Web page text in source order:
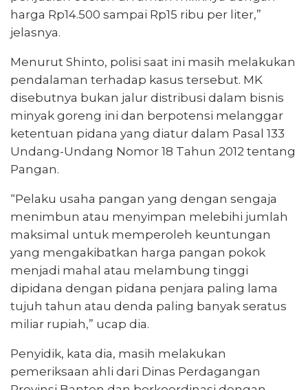
harga Rp14.500 sampai Rp15 ribu per liter,”
jelasnya.
Menurut Shinto, polisi saat ini masih melakukan
pendalaman terhadap kasus tersebut. MK
disebutnya bukan jalur distribusi dalam bisnis
minyak goreng ini dan berpotensi melanggar
ketentuan pidana yang diatur dalam Pasal 133
Undang-Undang Nomor 18 Tahun 2012 tentang
Pangan.
“Pelaku usaha pangan yang dengan sengaja
menimbun atau menyimpan melebihi jumlah
maksimal untuk memperoleh keuntungan
yang mengakibatkan harga pangan pokok
menjadi mahal atau melambung tinggi
dipidana dengan pidana penjara paling lama
tujuh tahun atau denda paling banyak seratus
miliar rupiah,” ucap dia.
Penyidik, kata dia, masih melakukan
pemeriksaan ahli dari Dinas Perdagangan